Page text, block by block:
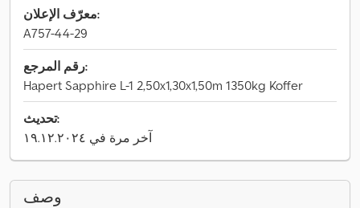
معرّف الإعلان:
A757-44-29
رقم المرجع:
Hapert Sapphire L-1 2,50x1,30x1,50m 1350kg Koffer
تحديث:
آخر مرة في ١٩.١٢.٢٠٢٤
وصف